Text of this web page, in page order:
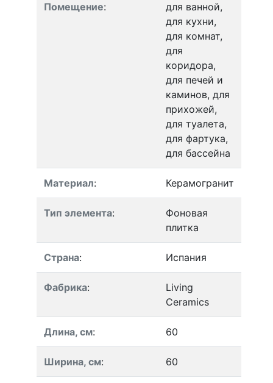
Помещение:
для ванной,
для кухни,
для комнат,
для
коридора,
для печей и
каминов, для
прихожей,
для туалета,
для фартука,
для бассейна
Материал: Керамогранит
Тип элемента:
Фоновая
плитка
Страна: Испания
Фабрика:
Living
Ceramics
Длина, см: 60
Ширина, см: 60